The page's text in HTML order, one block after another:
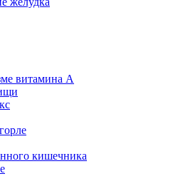
витамина А
кишечника